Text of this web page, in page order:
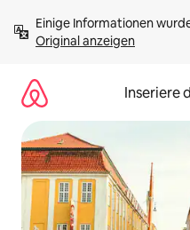
Inhalten
springenOriginal anzeigen
Inseriere